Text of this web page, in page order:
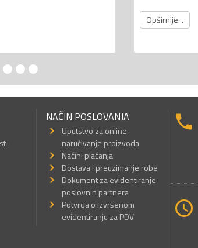
Opširnije...
NAČIN POSLOVANJA
Uputstvo za online
naručivanje proizvoda
Načini plaćanja
Dostava I preuzimanje robe
Dokument za evidentiranje
poslovnih partnera
Potvrda o izvršenom
evidentiranju za PDV